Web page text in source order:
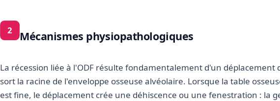
2 Mécanismes physiopathologiques
La récession liée à l'ODF résulte fondamentalement d'un déplacement
sort la racine de l'enveloppe osseuse alvéolaire. Lorsque la table
est fine, le déplacement crée une déhiscence ou une fenestration : la